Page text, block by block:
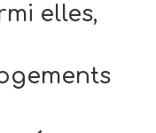
elles,